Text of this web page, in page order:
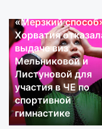
«Мерзкий
способ»:
Хорватия
отказала
в
выдаче
виз
Мельниковой
и
«Мерзкий
Хорватия
выдаче виз
Мельниковой и
Листуновой для
участия в ЧЕ по
спортивной
гимнастике